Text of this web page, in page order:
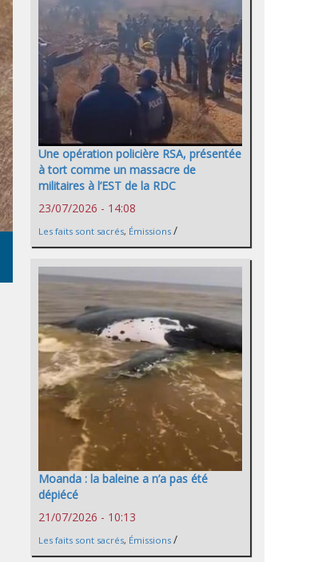
Une opération policière RSA, présentée
à tort comme un massacre de
militaires à l’EST de la RDC
23/07/2026 - 14:08
Les faits sont sacrés, Émissions /
Moanda : la baleine a n’a pas été
dépiécé
21/07/2026 - 10:13
Les faits sont sacrés, Émissions /